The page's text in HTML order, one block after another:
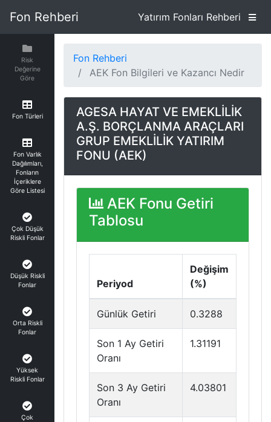
Fon Rehberi Yatırım Fonları Rehberi
Risk
Değerine
Göre
Fon Türleri
Fon Varlık
Dağılımları,
Fonların
İçeriklere
Göre Listesi
Çok Düşük
Riskli Fonlar
Düşük Riskli
Fonlar
Orta Riskli
Fonlar
Yüksek
Riskli Fonlar
Çok
Fon Rehberi
AEK Fon Bilgileri ve Kazancı Nedir
AGESA HAYAT VE EMEKLİLİK
A.Ş. BORÇLANMA ARAÇLARI
GRUP EMEKLİLİK YATIRIM
FONU (AEK)
AEK Fonu Getiri
Tablosu
Periyod
Değişim
(%)
Günlük Getiri 0.3288
Son 1 Ay Getiri
Oranı
1.31191
Son 3 Ay Getiri
Oranı
4.03801